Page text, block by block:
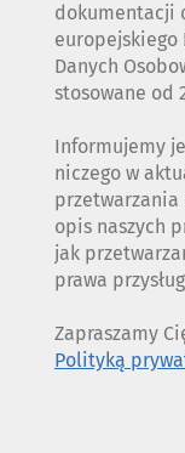
dokumentacji
europejskiego
Danych
stosowane od
Informujemy
niczego w
opis naszych
jak
prawa
Zapraszamy
Polityką